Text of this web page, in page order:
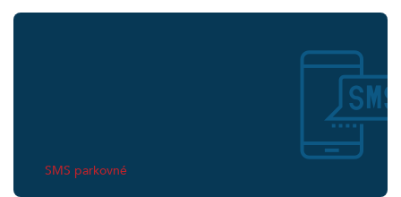
SMS parkovné